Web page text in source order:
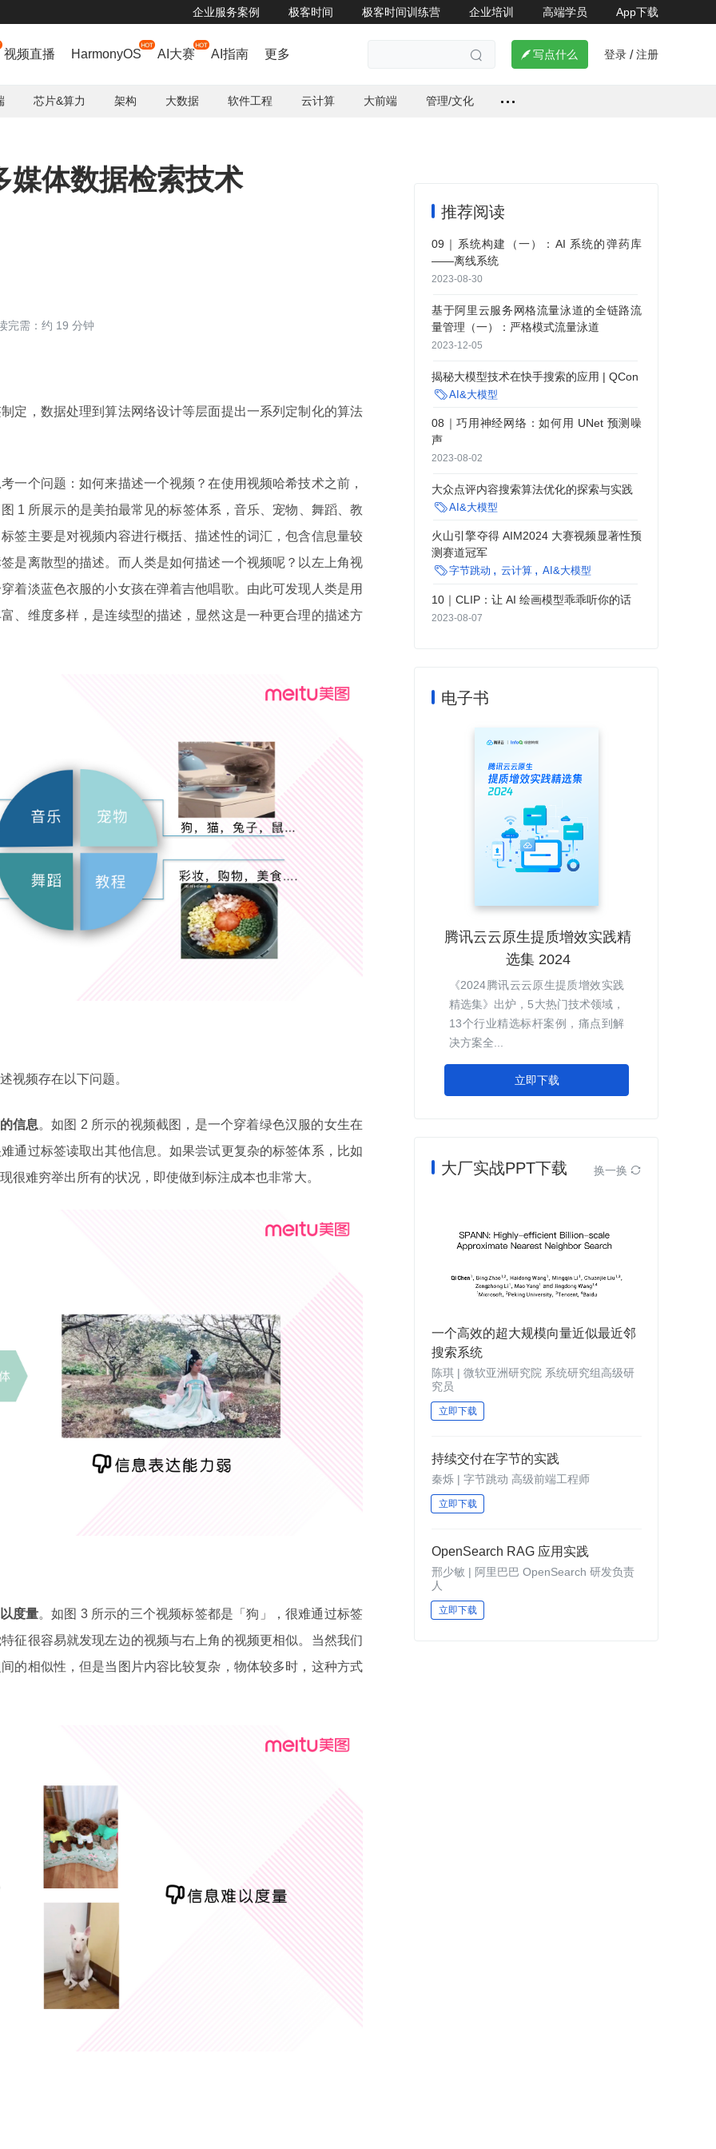
企业服务案例 极客时间 极客时间训练营 企业培训 高端学员 App下载
背后，是 AI 应用拐点的来临？AICon 北京站议程重磅公布，50+ 硬核分享不容错过
视频直播 HarmonyOS AI大赛 AI指南 更多   写点什么 登录 / 注册
芯片&算力 架构 大数据 软件工程 云计算 大前端 管理/文化
媒体数据检索技术
完需：约 19 分钟
定，数据处理到算法网络设计等层面提出一系列定制化的算法
一个问题：如何来描述一个视频？在使用视频哈希技术之前，
1 所展示的是美拍最常见的标签体系，音乐、宠物、舞蹈、教
签主要是对视频内容进行概括、描述性的词汇，包含信息量较
是离散型的描述。而人类是如何描述一个视频呢？以左上角视
着淡蓝色衣服的小女孩在弹着吉他唱歌。由此可发现人类是用
、维度多样，是连续型的描述，显然这是一种更合理的描述方
视频存在以下问题。
信息。如图 2 所示的视频截图，是一个穿着绿色汉服的女生在
通过标签读取出其他信息。如果尝试更复杂的标签体系，比如
很难穷举出所有的状况，即使做到标注成本也非常大。
度量。如图 3 所示的三个视频标签都是「狗」，很难通过标签
征很容易就发现左边的视频与右上角的视频更相似。当然我们
的相似性，但是当图片内容比较复杂，物体较多时，这种方式
推荐阅读
09｜系统构建（一）：AI 系统的弹药库
——离线系统
2023-08-30
基于阿里云服务网格流量泳道的全链路流
量管理（一）：严格模式流量泳道
2023-12-05
揭秘大模型技术在快手搜索的应用 | QCon
AI&大模型
08｜巧用神经网络：如何用 UNet 预测噪
声
2023-08-02
大众点评内容搜索算法优化的探索与实践
AI&大模型
火山引擎夺得 AIM2024 大赛视频显著性预
测赛道冠军
字节跳动 云计算 AI&大模型
10｜CLIP：让 AI 绘画模型乖乖听你的话
2023-08-07
电子书
腾讯云云原生提质增效实践精
选集 2024
《2024腾讯云云原生提质增效实践
精选集》出炉，5大热门技术领域，
13个行业精选标杆案例，痛点到解
决方案全...
立即下载
大厂实战PPT下载 换一换 
一个高效的超大规模向量近似最近邻
搜索系统
陈琪 | 微软亚洲研究院 系统研究组高级研
究员
立即下载
持续交付在字节的实践
秦烁 | 字节跳动 高级前端工程师
立即下载
OpenSearch RAG 应用实践
邢少敏 | 阿里巴巴 OpenSearch 研发负责
人
立即下载